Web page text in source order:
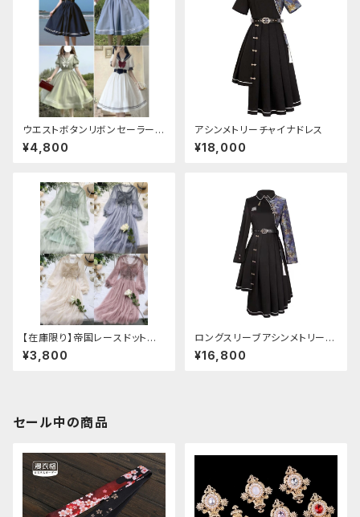
ウエストボタンリボンセーラーワ
ンピース
¥4,800
アシンメトリーチャイナドレス
¥18,000
【在庫限り】帝国レースドットワ
ンピース
¥3,800
ロングスリーブアシンメトリーチ
ャイナドレス
¥16,800
セール中の商品